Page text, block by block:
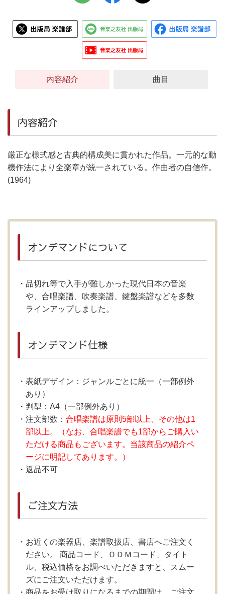
内容紹介 曲目
内容紹介
厳正な様式感と古典的構成美に貫かれた作品。一元的な動
機作法により全楽章が統一されている。作曲者の自信作。
(1964)
オンデマンドについて
品切れ等で入手が難しかった現代日本の音楽
や、合唱楽譜、吹奏楽譜、鍵盤楽譜などを多数
ラインアップしました。
オンデマンド仕様
表紙デザイン：ジャンルごとに統一（一部例外
あり）
判型：A4（一部例外あり）
注文部数： 合唱楽譜は原則5部以上、その他は1
部以上。（なお、合唱楽譜でも1部からご購入い
ただける商品もございます。当該商品の紹介ペ
ージに明記してあります。）
返品不可
ご注文方法
お近くの楽器店、楽譜取扱店、書店へご注文く
ださい。 商品コード、ＯＤＭコード、タイト
ル、税込価格をお調べいただきますと、スムー
ズにご注文いただけます。
商品をお受け取りになるまでの期間は、ご注文